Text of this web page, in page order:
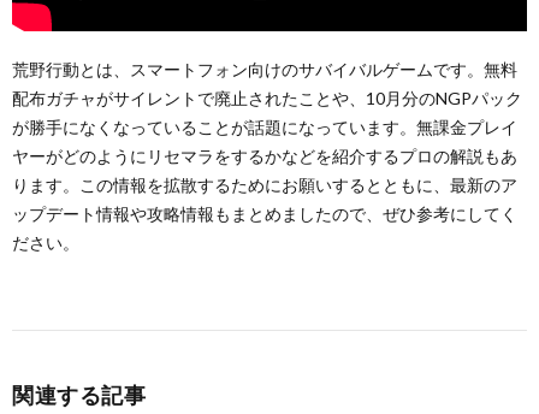
荒野行動とは、スマートフォン向けのサバイバルゲームです。無料
配布ガチャがサイレントで廃止されたことや、10月分のNGPパック
が勝手になくなっていることが話題になっています。無課金プレイ
ヤーがどのようにリセマラをするかなどを紹介するプロの解説もあ
ります。この情報を拡散するためにお願いするとともに、最新のア
ップデート情報や攻略情報もまとめましたので、ぜひ参考にしてく
ださい。
関連する記事